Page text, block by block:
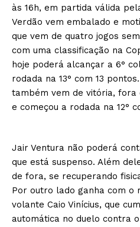
às 16h, em partida válida
Verdão vem embalado e
que vem de quatro jogos
com uma classificação na
hoje poderá alcançar a 6°
rodada na 13° com 13
também vem de vitória, fora
e começou a rodada na 12°
Jair Ventura não poderá
que está suspenso. Além
de fora, se recuperando
Por outro lado ganha com o
volante Caio Vinícius, que
automática no duelo contra